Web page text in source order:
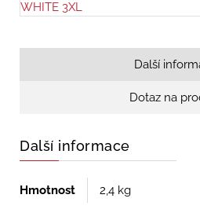
Další
Dotaz na
Další informace
Hmotnost 2,4 kg